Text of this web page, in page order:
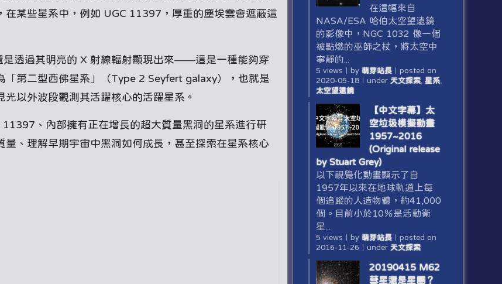
某些星系中，例如 UGC 11397，厚重的塵埃雲會遮蔽這
透過其明亮的 X 射線輻射顯現出來——這是一種能夠穿
「第二型西佛星系」（Type 2 Seyfert galaxy），也就是
以外波段觀測其活躍核心的活躍星系。
、內部擁有正在增長的超大質量黑洞的星系進行研
、理解早期宇宙中黑洞如何成長，甚至探索在星系核心
在這幅來自
NASA/ESA 哈伯太空望遠鏡
的影像中，NGC 1032 像一個
被點燃的巫師之杖，將太空中
寧靜的...
5 views by 萌芽站長｜ posted on
2020-05-18｜ under 天文探索, 星系,
太空望遠鏡
【中文字幕】太
空垃圾模擬動畫
1957~2016
(Original release
by Stuart Grey)
以下視覺化動畫顯示了自
1957年以來在地球軌道上每
個追蹤的人造物體，約41,000
個。目前小於10％是活動衛
星...
5 views by 萌芽站長｜ posted on
2016-11-26
under 天文探索
20190415 M62
彗星還是星團？